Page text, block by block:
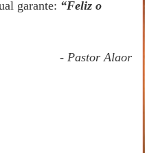
garante: “Feliz o
- Pastor Alaor